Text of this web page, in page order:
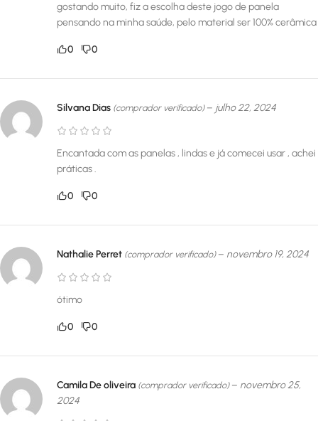
gostando muito, fiz a escolha deste jogo de panela
pensando na minha saúde, pelo material ser 100% cerâmica
0 0
Silvana Dias (comprador verificado) – julho 22, 2024
Encantada com as panelas , lindas e já comecei usar , achei
práticas .
0 0
Nathalie Perret (comprador verificado) – novembro 19, 2024
ótimo
0 0
Camila De oliveira (comprador verificado) – novembro 25,
2024